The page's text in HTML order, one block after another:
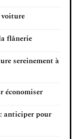
voiture
flânerie
sereinement à
économiser
anticiper pour